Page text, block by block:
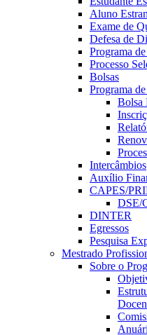
Aluno
Exame de
Defesa de
Programa
Processo
Bolsas
Programa
Bolsa
Intercâmbios
Auxílio
CAPES/
DSE/
DINTER
Egressos
Pesquisa
Mestrado
Sobre o